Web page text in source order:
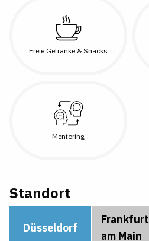
Freie Getränke & Snacks
Mentoring
Standort
Düsseldorf
Frankfurt
am Main